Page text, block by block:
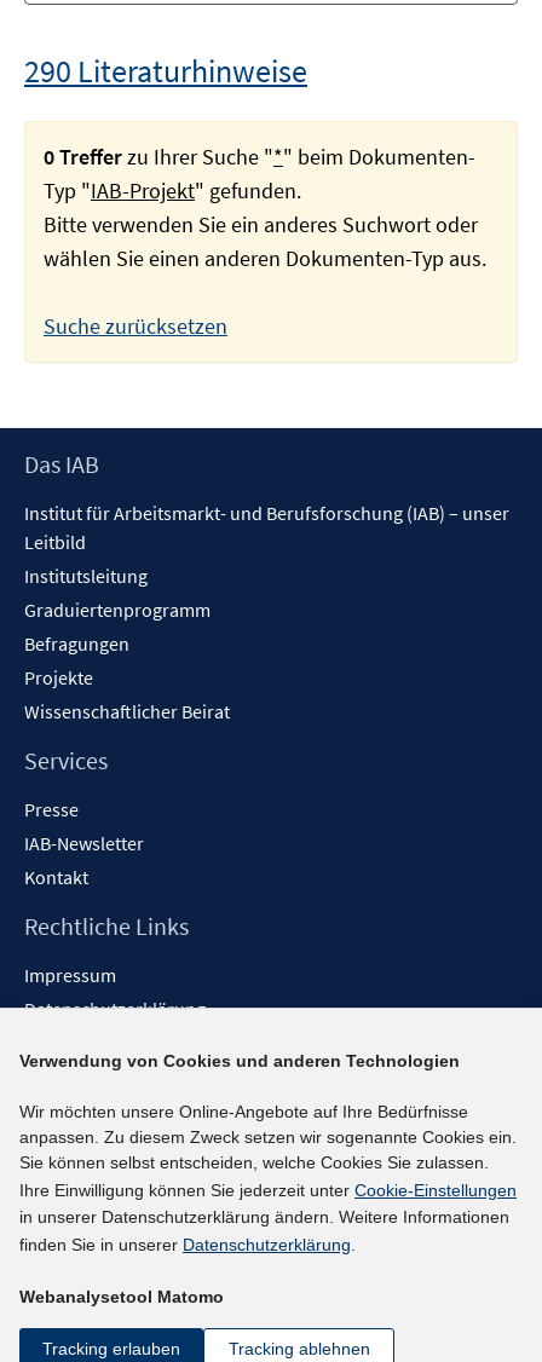
290 Literaturhinweise
0 Trefferzu Ihrer Suche "*" beim Dokumenten-
Typ "IAB-Projekt" gefunden.
Bitte verwenden Sie ein anderes Suchwort oder
wählen Sie einen anderen Dokumenten-Typ aus.
Suche zurücksetzen
Footer
Das IAB
Institut für Arbeitsmarkt- und Berufsforschung (IAB) – unser
Leitbild
Institutsleitung
Graduiertenprogramm
Befragungen
Projekte
Wissenschaftlicher Beirat
Services
Presse
IAB-Newsletter
Kontakt
Rechtliche Links
Impressum
Datenschutzerklärung
Barrieren melden
Social-Media-Kanäle
BlueSky
YouTube
LinkedIn
kununu
Netiquette
Verwendung von Cookies und anderen Technologien
Wir möchten unsere Online-Angebote auf Ihre Bedürfnisse
anpassen. Zu diesem Zweck setzen wir sogenannte Cookies ein.
Sie können selbst entscheiden, welche Cookies Sie zulassen.
Ihre Einwilligung können Sie jederzeit unter Cookie-Einstellungen
in unserer Datenschutzerklärung ändern. Weitere Informationen
finden Sie in unserer Datenschutzerklärung.
Webanalysetool Matomo
Tracking erlauben Tracking ablehnen